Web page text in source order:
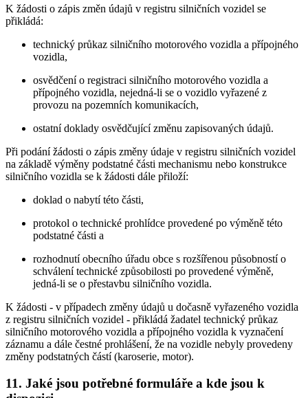
K žádosti o zápis změn údajů v registru silničních vozidel se
přikládá:
technický průkaz silničního motorového vozidla a přípojného
vozidla,
osvědčení o registraci silničního motorového vozidla a
přípojného vozidla, nejedná-li se o vozidlo vyřazené z
provozu na pozemních komunikacích,
ostatní doklady osvědčující změnu zapisovaných údajů.
Při podání žádosti o zápis změny údaje v registru silničních vozidel
na základě výměny podstatné části mechanismu nebo konstrukce
silničního vozidla se k žádosti dále přiloží:
doklad o nabytí této části,
protokol o technické prohlídce provedené po výměně této
podstatné části a
rozhodnutí obecního úřadu obce s rozšířenou působností o
schválení technické způsobilosti po provedené výměně,
jedná-li se o přestavbu silničního vozidla.
K žádosti - v případech změny údajů u dočasně vyřazeného vozidla
z registru silničních vozidel - přikládá žadatel technický průkaz
silničního motorového vozidla a přípojného vozidla k vyznačení
záznamu a dále čestné prohlášení, že na vozidle nebyly provedeny
změny podstatných částí (karoserie, motor).
11. Jaké jsou potřebné formuláře a kde jsou k